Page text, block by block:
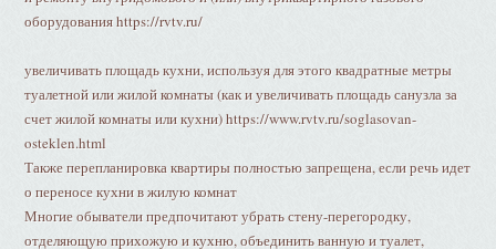
оборудования https://rvtv.ru/
увеличивать площадь кухни, используя для этого квадратные метры
туалетной или жилой комнаты (как и увеличивать площадь санузла за
счет жилой комнаты или кухни) https://www.rvtv.ru/soglasovan-
osteklen.html
Также перепланировка квартиры полностью запрещена, если речь идет
о переносе кухни в жилую комнат
Многие обыватели предпочитают убрать стену-перегородку,
отделяющую прихожую и кухню, объединить ванную и туалет,